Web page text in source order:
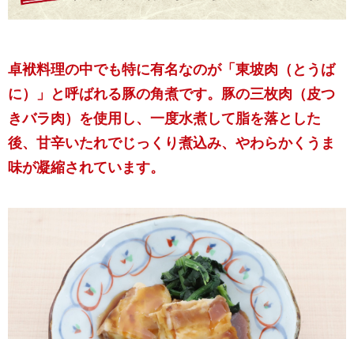
卓袱料理の中でも特に有名なのが「東坡肉（とうば
に）」と呼ばれる豚の角煮です。豚の三枚肉（皮つ
きバラ肉）を使用し、一度水煮して脂を落とした
後、甘辛いたれでじっくり煮込み、やわらかくうま
味が凝縮されています。